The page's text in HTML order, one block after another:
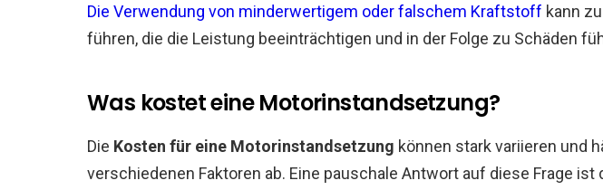
Die Verwendung von minderwertigem oder falschem Kraftstoff kann
führen, die die Leistung beeinträchtigen und in der Folge zu Schäden
Was kostet eine Motorinstandsetzung?
Die Kosten für eine Motorinstandsetzung können stark variieren und
verschiedenen Faktoren ab. Eine pauschale Antwort auf diese Frage ist